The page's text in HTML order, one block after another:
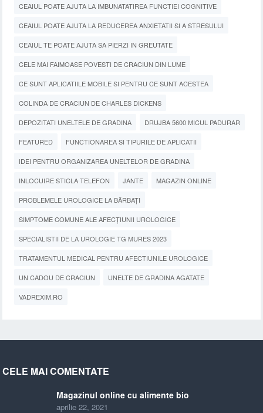
CEAIUL POATE AJUTA LA IMBUNATATIREA FUNCTIEI COGNITIVE
CEAIUL POATE AJUTA LA REDUCEREA ANXIETATII SI A STRESULUI
CEAIUL TE POATE AJUTA SA PIERZI IN GREUTATE
CELE MAI FAIMOASE POVESTI DE CRACIUN DIN LUME
CE SUNT APLICATIILE MOBILE SI PENTRU CE SUNT ACESTEA
COLINDA DE CRACIUN DE CHARLES DICKENS
DEPOZITATI UNELTELE DE GRADINA DRUJBA 5600 MICUL PADURAR
FEATURED FUNCTIONAREA SI TIPURILE DE APLICATII
IDEI PENTRU ORGANIZAREA UNELTELOR DE GRADINA
INLOCUIRE STICLA TELEFON JANTE MAGAZIN ONLINE
PROBLEMELE UROLOGICE LA BĂRBAȚI
SIMPTOME COMUNE ALE AFECȚIUNII UROLOGICE
SPECIALISTII DE LA UROLOGIE TG MURES 2023
TRATAMENTUL MEDICAL PENTRU AFECTIUNILE UROLOGICE
UN CADOU DE CRACIUN UNELTE DE GRADINA AGATATE
VADREXIM.RO
CELE MAI COMENTATE
Magazinul online cu alimente bio
aprilie 22, 2021